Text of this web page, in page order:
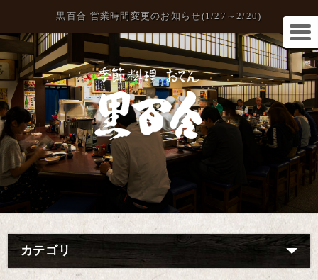
黒百合 営業時間変更のお知らせ(1/27～2/20)
カテゴリ